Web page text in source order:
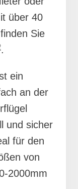
über 40
Sie
.
ein
an der
und sicher
für den
von
2000mm